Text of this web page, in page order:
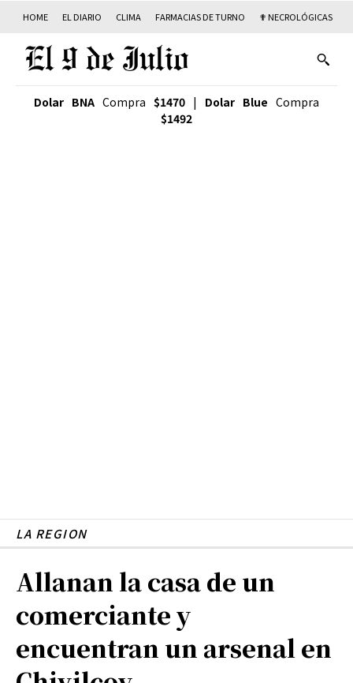
HOME EL DIARIO CLIMA FARMACIAS DE TURNO ✟ NECROLÓGICAS
Dolar BNA Compra $1470 | Dolar Blue Compra
$1492
LA REGION
Allanan la casa de un
comerciante y
encuentran un arsenal en